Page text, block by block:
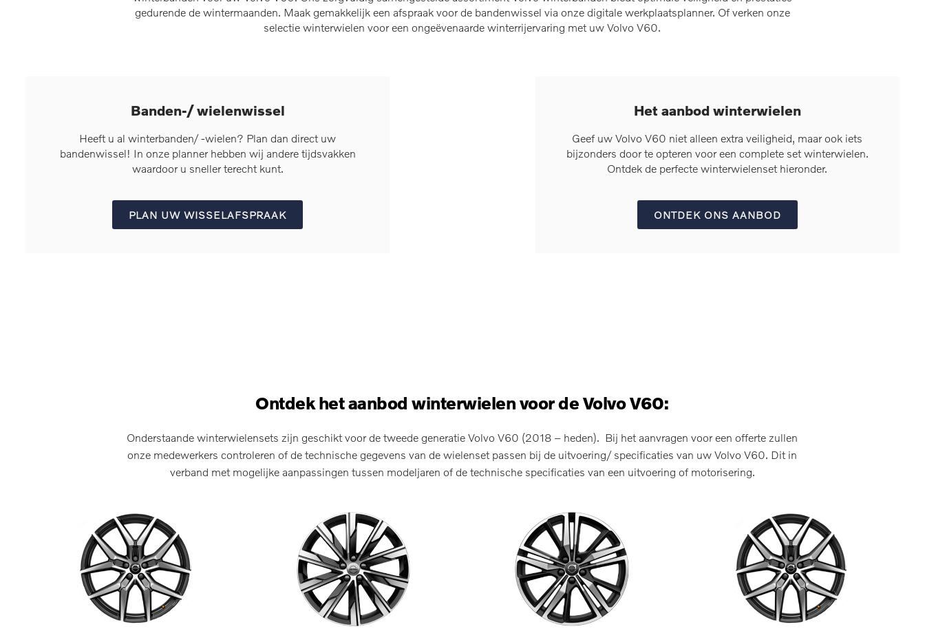
gedurende de wintermaanden. Maak gemakkelijk een afspraak voor de bandenwissel via onze digitale werkplaatsplanner. Of verken onze
selectie winterwielen voor een ongeëvenaarde winterrijervaring met uw Volvo V60.
Banden-/ wielenwissel
Heeft u al winterbanden/ -wielen? Plan dan direct uw
bandenwissel! In onze planner hebben wij andere tijdsvakken
waardoor u sneller terecht kunt.
PLAN UW WISSELAFSPRAAK
Het aanbod winterwielen
Geef uw Volvo V60 niet alleen extra veiligheid, maar ook iets
bijzonders door te opteren voor een complete set winterwielen.
Ontdek de perfecte winterwielenset hieronder.
ONTDEK ONS AANBOD
Ontdek het aanbod winterwielen voor de Volvo V60:
Onderstaande winterwielensets zijn geschikt voor de tweede generatie Volvo V60 (2018 – heden). Bij het aanvragen voor een offerte zullen
onze medewerkers controleren of de technische gegevens van de wielenset passen bij de uitvoering/ specificaties van uw Volvo V60. Dit in
verband met mogelijke aanpassingen tussen modeljaren of de technische specificaties van een uitvoering of motorisering.